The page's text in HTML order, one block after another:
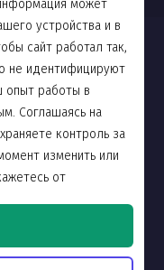
может
устройства и в
сайт работал так,
не идентифицируют
опыт работы в
Соглашаясь на
контроль за
изменить или
от
повлияет на
всеми